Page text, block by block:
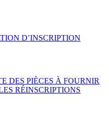
D’INSCRIPTION
DES PIÈCES À FOURNIR
RÉINSCRIPTIONS